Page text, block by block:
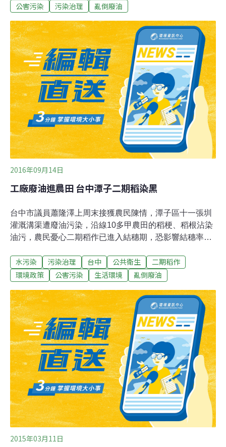
查獲行為人，依違反廢棄物清理法送辦。環保局除採集油
器，發現6日上午一輛5噸的槽車，於該處違法排放10多分
鐘，警方以車追人，查獲來自台中市的連姓行為人。連某
僅坦承偷倒「水肥」，警方依違反廢棄物清理法送辦。
公害污染 污染治理 亂倒廢油
2016年09月14日
工廠廢油進農田 台中潭子二期稻染黑
台中市議員蕭隆澤上周末接獲農民陳情，潭子區十一張圳
灌溉溝渠遭廢油污染，沿線10多甲農田的稻梗、稻根沾染
油污，農民憂心二期稻作已進入結穗期，恐影響結穗率，
尋找污染源，在2公里外的雅豐街揪出禍首。農民吳錦儒
心痛表示，他栽種3分多地的無毒稻米，價格比一般稻
灌溉水流進農田，雖然沒有臭味，不過稻梗、稻葉黑黑髒
髒，勢必影響結穗率，也可能造成空包稻。「連續兩天飄
浮油，不知道是哪間工廠這麼惡劣！」還有菜農說，看到
水面浮一層深棕色亮亮的不明油漬，都不敢幫菜苗澆水。
蕭隆澤譴責黑心業者亂排廢油，呼籲找合法廠商回收處
理，切勿亂倒，污染水源，造成農損。環保局稽查大隊稽
查員李啟合表示，該油污疑是機械廠用的切削油，初步採
驗沒有毒性反映，但會阻隔空氣，影響作物吸收養分，經
2天徒步追查，發現雅豐街一家金屬加工廠的老舊油
水污染 污染治理 台中 公共衛生
二期稻作
環境政策
公害污染 生活環境 亂倒廢油
2015年03月11日